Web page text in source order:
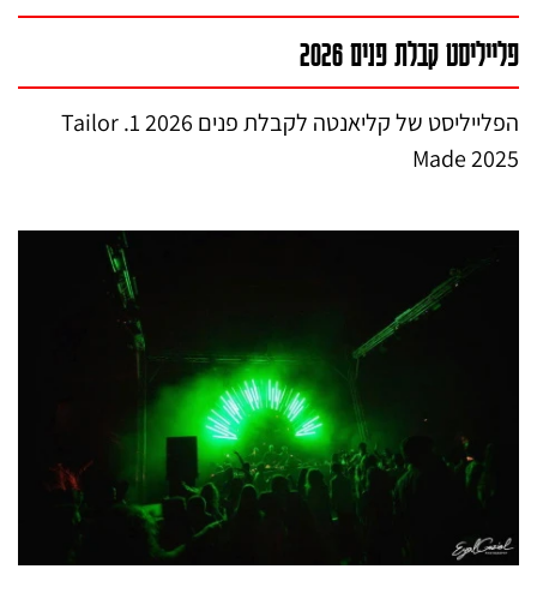
פלייליסט קבלת פנים 2026
הפלייליסט של קליאנטה לקבלת פנים 2026 1. Tailor
Made 2025